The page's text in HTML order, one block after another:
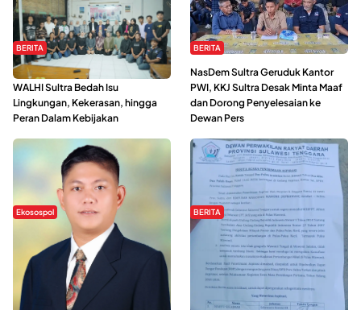
BERITA
Refleksi Gerakan Perempuan,
WALHI Sultra Bedah Isu
Lingkungan, Kekerasan, hingga
Peran Dalam Kebijakan
BERITA
NasDem Sultra Geruduk Kantor
PWI, KKJ Sultra Desak Minta Maaf
dan Dorong Penyelesaian ke
Dewan Pers
Ekosospol
Slogan Pemberdayaan Lokal
Dinilai Hanya Pemanis, Tokoh
Pemuda Wilalang Kritik Dominasi
Orang Luar
BERITA
Hipmawani Bersama DPRD Sultra
Sepakati RDP Perihal IUP
Pertambangan di Pulau Wawonii